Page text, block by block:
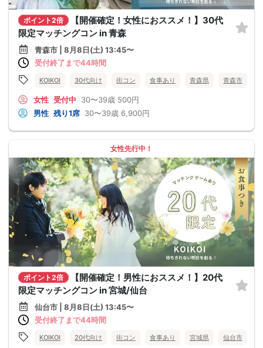
ポイント2倍
【開催確定！女性におススメ！】30代
限定マッチングコン in 青森
青森市 | 8月8日(土) 13:45〜
受付終了まで44時間
KOIKOI 30代向け 街コン 食事あり 青森県 青森市
女性 受付中 30〜39歳 500円
男性 残り1席 30〜39歳 6,900円
女性先行中！
ポイント2倍
【開催確定！男性におススメ！】20代
限定マッチングコン in 宮城/仙台
仙台市 | 8月8日(土) 13:45〜
受付終了まで44時間
KOIKOI 20代向け 街コン 食事あり 宮城県 仙台市